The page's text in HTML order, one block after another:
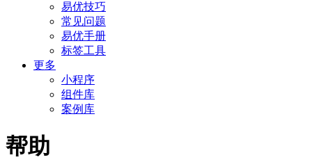
易优技巧
常见问题
易优手册
标签工具
更多
小程序
组件库
案例库
帮助